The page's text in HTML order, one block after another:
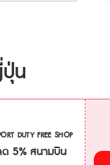
: เป็นบัตรที่ให้
ๆ ในจังหวัด
ลาการใช้งาน
270 วัน นับ
น
DUTY FREE SHOP
5% สนามบิน